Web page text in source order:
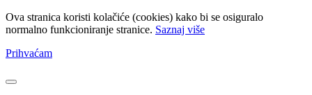
Ova stranica koristi kolačiće (cookies) kako bi se osiguralo
normalno funkcioniranje stranice. Saznaj više
Prihvaćam